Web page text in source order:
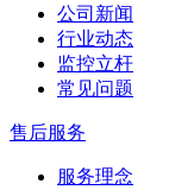
公司新闻
行业动态
监控立杆
常见问题
售后服务
服务理念